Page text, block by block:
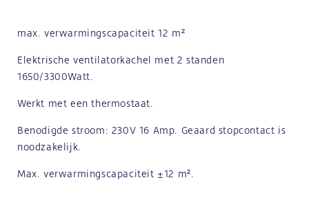
max. verwarmingscapaciteit 12 m²
Elektrische ventilatorkachel met 2 standen
1650/3300Watt.
Werkt met een thermostaat.
Benodigde stroom: 230V 16 Amp. Geaard stopcontact is
noodzakelijk.
Max. verwarmingscapaciteit ±12 m².